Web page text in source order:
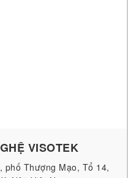
VISOTEK
Thượng Mạo, Tổ 14,